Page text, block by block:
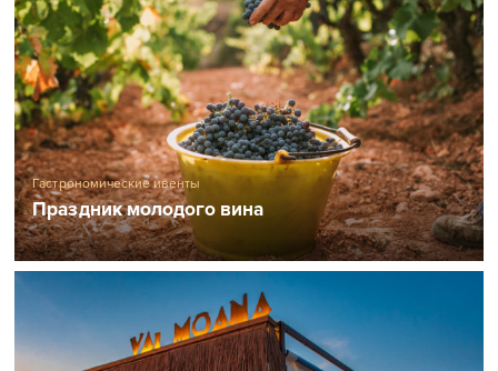
Гастрономические ивенты
Праздник молодого вина